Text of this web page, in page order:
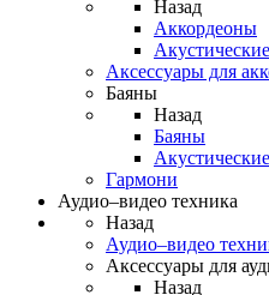
Назад
Аккордеоны
Аксессуары для
Баяны
Назад
Баяны
Гармони
Аудио–видео техника
Назад
Аудио–видео
Аксессуары для
Назад